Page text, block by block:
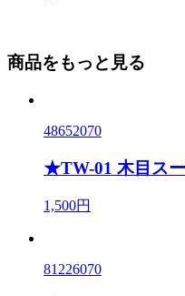
商品をもっと見る
48652070
★TW-01 木目ス
1,500円
81226070